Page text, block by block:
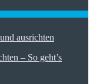
– So geht’s